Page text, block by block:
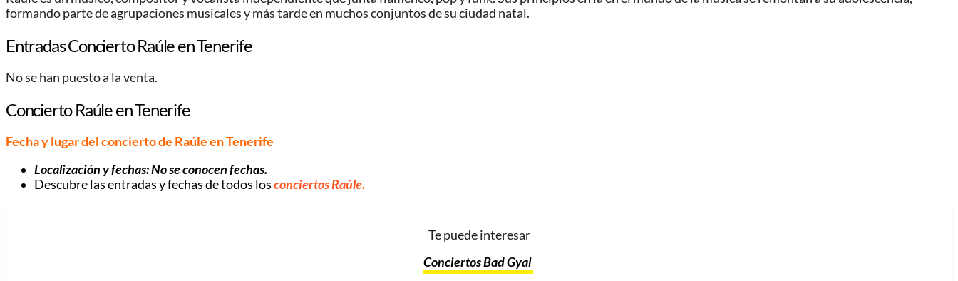
formando parte de agrupaciones musicales y más tarde en muchos conjuntos de su ciudad natal.
Entradas Concierto Raúle en Tenerife
No se han puesto a la venta.
Concierto Raúle en Tenerife
Fecha y lugar del concierto de Raúle en Tenerife
Localización y fechas: No se conocen fechas.
Descubre las entradas y fechas de todos losconciertos Raúle.
Te puede interesar
Conciertos Bad Gyal